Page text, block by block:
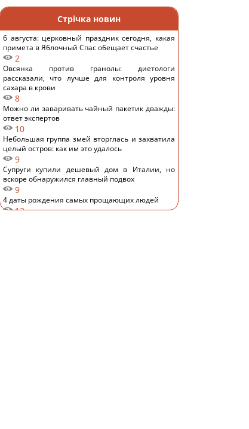
Стрічка новин
6 августа: церковный праздник сегодня, какая
примета в Яблочный Спас обещает счастье
2
Овсянка против гранолы: диетологи
рассказали, что лучше для контроля уровня
сахара в крови
8
Можно ли заваривать чайный пакетик дважды:
ответ экспертов
10
Небольшая группа змей вторглась и захватила
целый остров: как им это удалось
9
Супруги купили дешевый дом в Италии, но
вскоре обнаружился главный подвох
9
4 даты рождения самых прощающих людей
12